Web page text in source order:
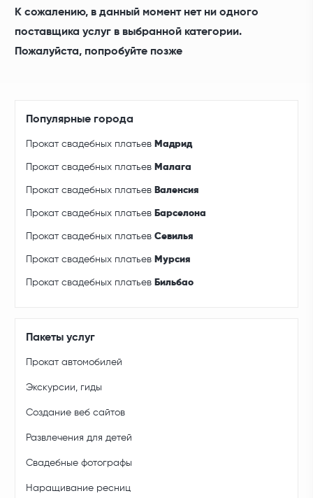
К сожалению, в данный момент нет ни одного
поставщика услуг в выбранной категории.
Пожалуйста, попробуйте позже
Популярные города
Прокат свадебных платьев Мадрид
Прокат свадебных платьев Малага
Прокат свадебных платьев Валенсия
Прокат свадебных платьев Барселона
Прокат свадебных платьевСевилья
Прокат свадебных платьев Мурсия
Прокат свадебных платьев Бильбао
Пакеты услуг
Прокат автомобилей
Экскурсии, гиды
Создание веб сайтов
Развлечения для детей
Свадебные фотографы
Наращивание ресниц